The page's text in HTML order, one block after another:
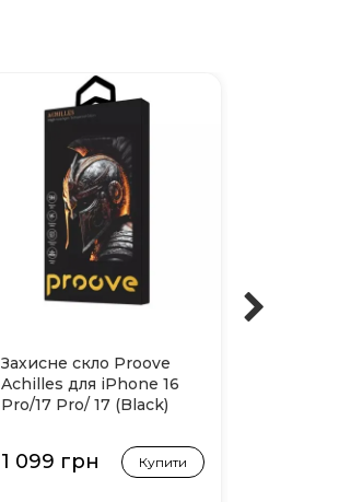
Захисне скло Proove
Achilles для iPhone 16
Pro/17 Pro/ 17 (Black)
1 099 грн Купити